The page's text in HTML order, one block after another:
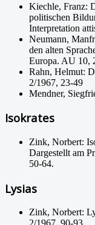
Kiechle, Franz:
politischen
Interpretation
Neumann,
den alten
Europa. AU 10,
Rahn, Helmut:
2/1967, 23-49
Mendner,
Isokrates
Zink, Norbert:
Dargestellt am
50-64.
Lysias
Zink, Norbert: